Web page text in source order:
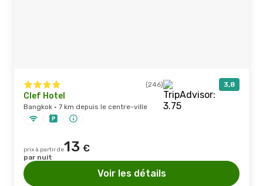
(246) 3,8
Clef Hotel
Bangkok · 7 km depuis le centre-ville
prix à partir de13 €
par nuit
Voir les détails